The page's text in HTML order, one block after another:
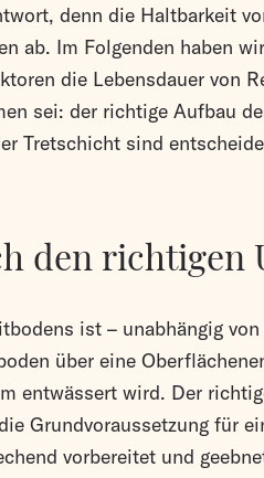
denn die Haltbarkeit
ab. Im Folgenden haben
die Lebensdauer von
sei: der richtige Aufbau
Tretschicht sind
den richtigen
ist – unabhängig
über eine
entwässert wird. Der
Grundvoraussetzung für
vorbereitet und